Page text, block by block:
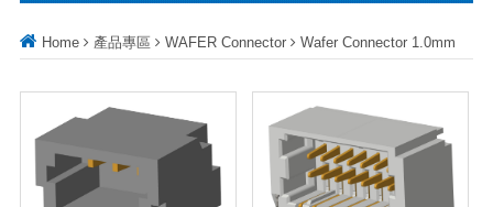
Home 產品專區 WAFER Connector Wafer Connector 1.0mm